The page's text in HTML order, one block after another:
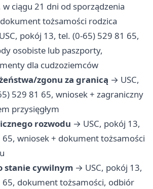
ciągu 21 dni od sporządzenia
tożsamości rodzica
pokój 13, tel. (0-65) 529 81 65,
osobiste lub paszporty,
dla cudzoziemców
zgonu za granicą → USC,
529 81 65, wniosek + zagraniczny
przysięgłym
rozwodu → USC, pokój 13,
wniosek + dokument tożsamości
stanie cywilnym → USC, pokój 13,
65, dokument tożsamości, odbiór